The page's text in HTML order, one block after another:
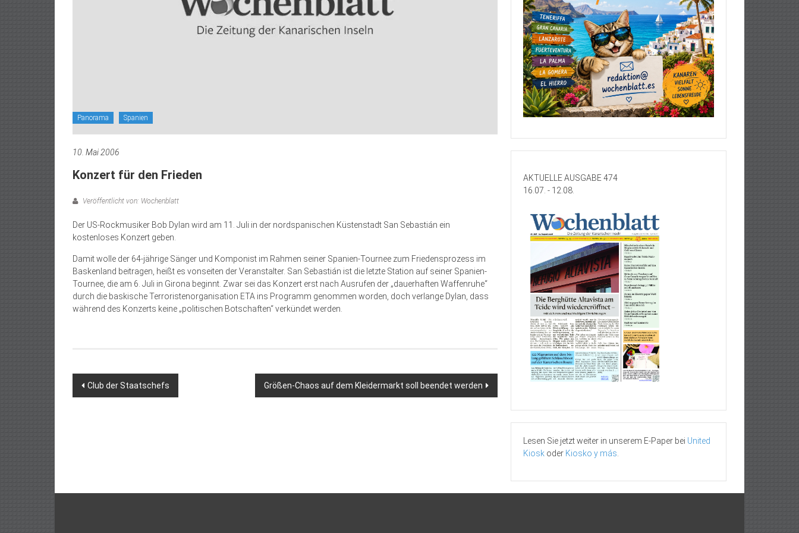
Panorama Spanien
10. Mai 2006
Konzert für den Frieden
Veröffentlicht von: Wochenblatt
Der US-Rockmusiker Bob Dylan wird am 11. Juli in der nordspanischen Küstenstadt San Sebastián ein
kostenloses Konzert geben.
Damit wolle der 64-jährige Sänger und Komponist im Rahmen seiner Spanien-Tournee zum Friedensprozess im
Baskenland beitragen, heißt es vonseiten der Veranstalter. San Sebastián ist die letzte Station auf seiner Spanien-
Tournee, die am 6. Juli in Girona beginnt. Zwar sei das Konzert erst nach Ausrufen der „dauerhaften Waffenruhe“
durch die baskische Terroristenorganisation ETA ins Programm genommen worden, doch verlange Dylan, dass
während des Konzerts keine „politischen Botschaften“ verkündet werden.
Beitragsnavigation
Club der Staatschefs Größen-Chaos auf dem Kleidermarkt soll beendet werden
AKTUELLE AUSGABE 474
16.07. - 12.08.
Lesen Sie jetzt weiter in unserem E-Paper bei United
Kiosk oder Kiosko y más